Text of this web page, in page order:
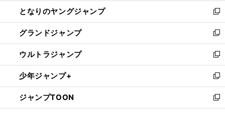
く
ド
ウ
で
開
く
ウ
ィ
ン
ド
ウ
で
開
く
し
い
ウ
ィ
ン
ド
ウ
で
開
く
となりのヤングジャンプ
新
し
い
ウ
ィ
ン
ド
ウ
で
開
グランドジャンプ
新
し
い
ウ
ィ
ン
ド
ウ
ウルトラジャンプ
新
し
い
ウ
ィ
ン
少年ジャンプ+
新
し
い
ウ
ジャンプTOON
新
し